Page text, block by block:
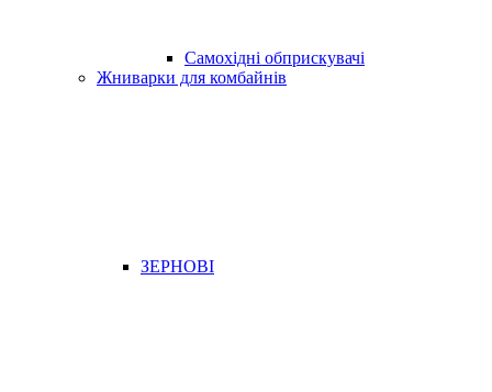
Самохідні обприскувачі
Жниварки для комбайнів
ЗЕРНОВІ